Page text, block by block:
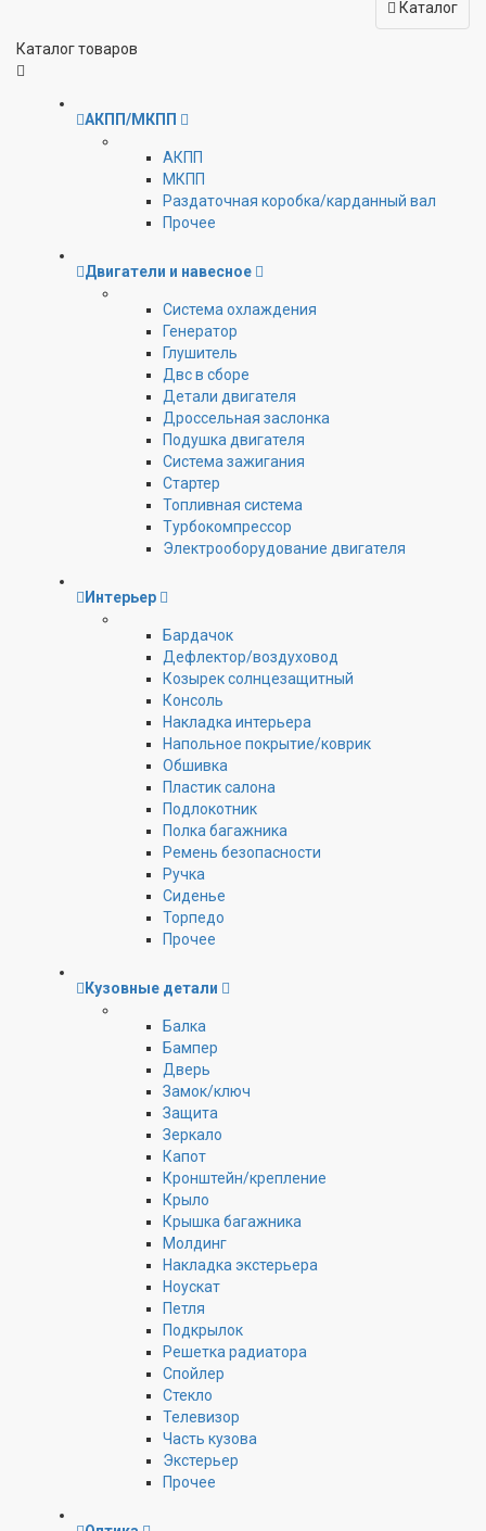
Каталог
Каталог товаров
АКПП/МКПП
АКПП
МКПП
Раздаточная коробка/карданный вал
Прочее
Двигатели и навесное
Cистема охлаждения
Генератор
Глушитель
Двс в сборе
Детали двигателя
Дроссельная заслонка
Подушка двигателя
Система зажигания
Стартер
Топливная система
Турбокомпрессор
Электрооборудование двигателя
Интерьер
Бардачок
Дефлектор/воздуховод
Козырек солнцезащитный
Консоль
Накладка интерьера
Напольное покрытие/коврик
Обшивка
Пластик салона
Подлокотник
Полка багажника
Ремень безопасности
Ручка
Сиденье
Торпедо
Прочее
Кузовные детали
Балка
Бампер
Дверь
Замок/ключ
Защита
Зеркало
Капот
Кронштейн/крепление
Крыло
Крышка багажника
Молдинг
Накладка экстерьера
Ноускат
Петля
Подкрылок
Решетка радиатора
Спойлер
Стекло
Телевизор
Часть кузова
Экстерьер
Прочее